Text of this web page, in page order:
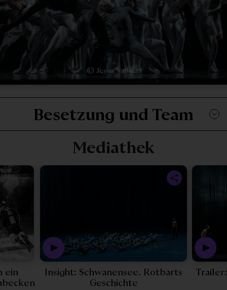
© Jesus Vallinas
Besetzung und Team
Mediathek
Schwanensee. Rotbarts Geschichte -
ein
Insight: Schwanensee. Rotbarts
GeschichtePlay Video -